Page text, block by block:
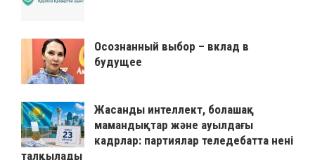
Осознанный выбор – вклад в
будущее
Жасанды интеллект, болашақ
мамандықтар және ауылдағы
кадрлар: партиялар теледебатта нені
талқылады